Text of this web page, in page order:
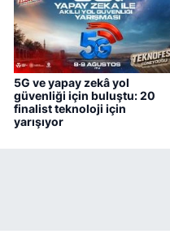
5G ve yapay zekâ yol
güvenliği için buluştu: 20
finalist teknoloji için
yarışıyor